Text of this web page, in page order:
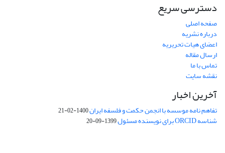
دسترسی سریع
صفحه اصلی
درباره نشریه
اعضای هیات تحریریه
ارسال مقاله
تماس با ما
نقشه سایت
آخرین اخبار
تفاهم نامه موسسه با انجمن حکمت و فلسفه ایران1400-02-21
شناسه ORCID برای نویسنده مسئول 1399-09-20